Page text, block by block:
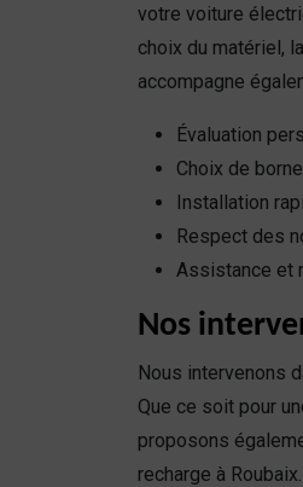
votre voiture
choix du matériel,
accompagne
Évaluation
Choix de
Installation
Respect des
Assistance et
Nos
Nous intervenons
Que ce soit pour
proposons
recharge à Roubaix.